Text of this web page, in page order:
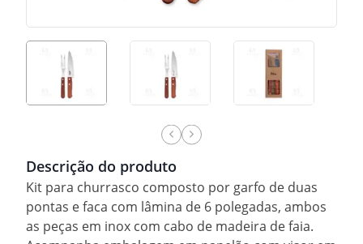
Descrição do produto
Kit para churrasco composto por garfo de duas
pontas e faca com lâmina de 6 polegadas, ambos
as peças em inox com cabo de madeira de faia.